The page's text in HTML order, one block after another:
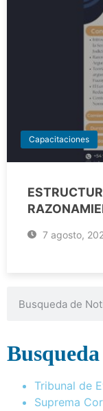
Capacitaciones
7 agosto,
Tribunal de
Suprema